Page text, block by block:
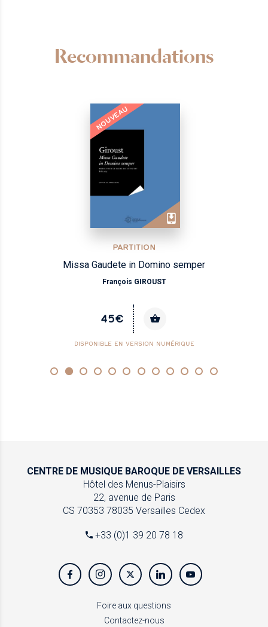
Recommandations
NOUVEAU
PARTITION
Missa Gaudete in Domino semper
François GIROUST
45€
DISPONIBLE EN VERSION NUMÉRIQUE
CENTRE DE MUSIQUE BAROQUE DE VERSAILLES
Hôtel des Menus-Plaisirs
22, avenue de Paris
CS 70353 78035 Versailles Cedex
+33 (0)1 39 20 78 18
Foire aux questions
Contactez-nous